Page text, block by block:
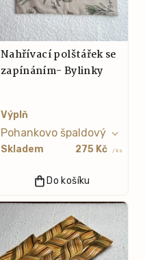
Nahřívací polštářek se
zapínáním- Bylinky
Výplň
Skladem 275 Kč / ks
Do košíku